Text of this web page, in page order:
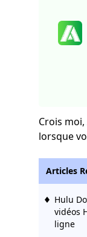
Crois moi,
lorsque
Articles
Hulu
vidéos
ligne